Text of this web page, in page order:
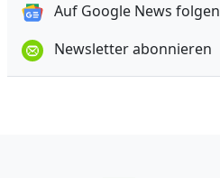
Auf Google News folgen
Newsletter abonnieren